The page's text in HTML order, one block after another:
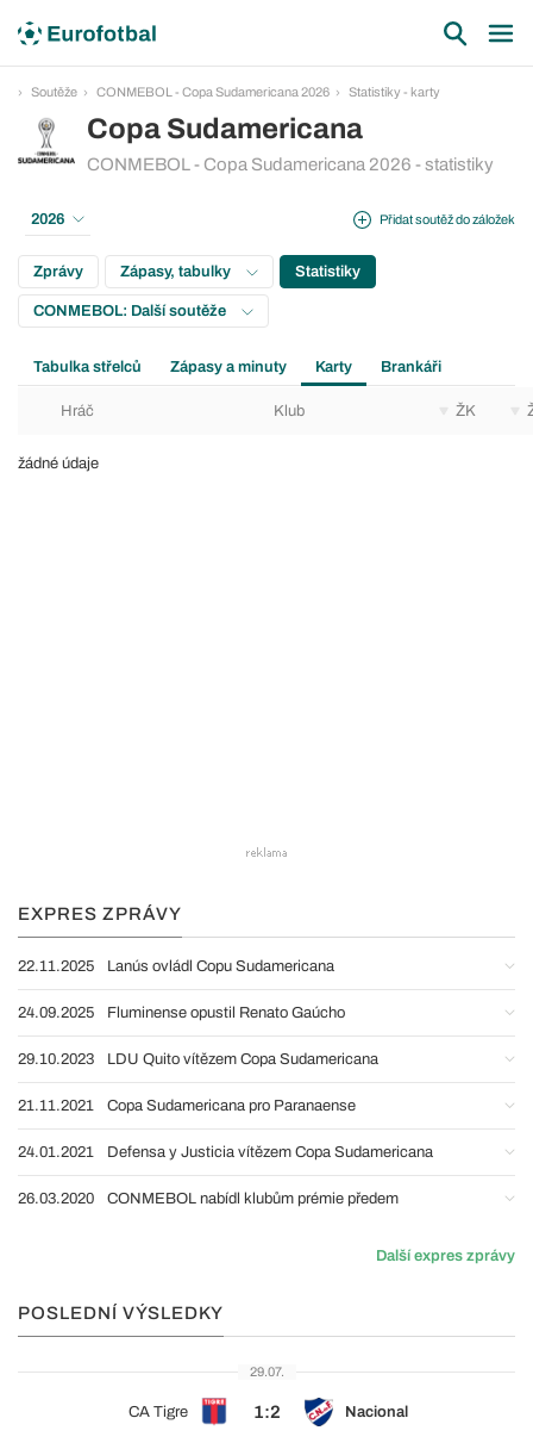
Soutěže CONMEBOL - Copa Sudamericana 2026 Statistiky - karty
Copa Sudamericana
CONMEBOL - Copa Sudamericana 2026 - statistiky
Přidat soutěž do záložek
2026
Zprávy Zápasy, tabulky Statistiky
CONMEBOL: Další soutěže
Tabulka střelců Zápasy a minuty Karty Brankáři
Hráč Klub ŽK
žádné údaje
EXPRES ZPRÁVY
22.11.2025 Lanús ovládl Copu Sudamericana
24.09.2025 Fluminense opustil Renato Gaúcho
29.10.2023 LDU Quito vítězem Copa Sudamericana
21.11.2021 Copa Sudamericana pro Paranaense
24.01.2021 Defensa y Justicia vítězem Copa Sudamericana
26.03.2020 CONMEBOL nabídl klubům prémie předem
Další expres zprávy
POSLEDNÍ VÝSLEDKY
29.07.
CA Tigre 1:2 Nacional